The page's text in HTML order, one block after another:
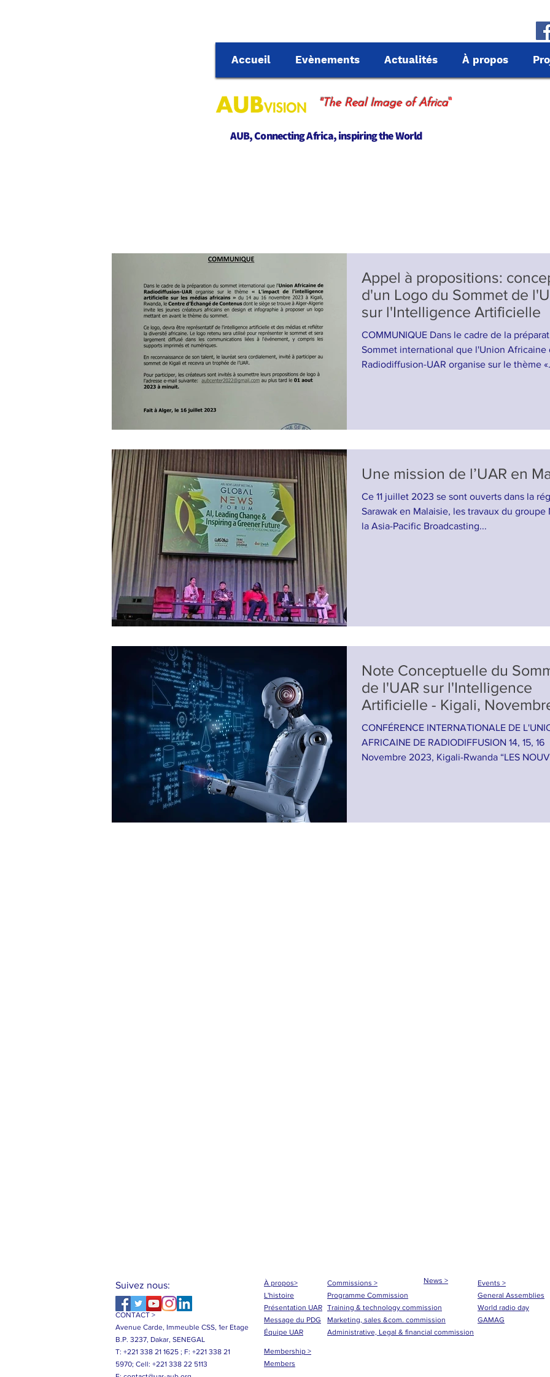
Accueil Evènements Actualités À propos
"The Real Image of Africa"
AUB, Connecting Africa, inspiring the World
Appel à propositions:
d'un Logo du Sommet de
sur l'Intelligence Artificielle
COMMUNIQUE Dans le cadre de la
Sommet international que l'Union Africaine
Radiodiffusion-UAR organise sur le thème
Une mission de l’UAR en
Ce 11 juillet 2023 se sont ouverts dans la
Sarawak en Malaisie, les travaux du groupe
la Asia-Pacific Broadcasting...
Note Conceptuelle du
de l'UAR sur l'Intelligence
Artificielle - Kigali, Novembre
2023
CONFÉRENCE INTERNATIONALE DE L'UNION
AFRICAINE DE RADIODIFFUSION 14, 15, 16
Novembre 2023, Kigali-Rwanda “LES NOUVELLES
Suivez nous:
CONTACT >
Avenue Carde, Immeuble CSS, 1er Etage
B.P. 3237, Dakar, SENEGAL
T: +221 338 21 1625 ; F: +221 338 21
5970; Cell: +221 338 22 5113
Commissions >
Programme Commission
Training & technology commission
Marketing, sales &com. commission
Administrative, Legal & financial commission
Membership >
Members
Events >
General Assemblies
World radio day
GAMAG
News >
À propos>
L'histoire
Présentation UAR
Message du PDG
Équipe UAR